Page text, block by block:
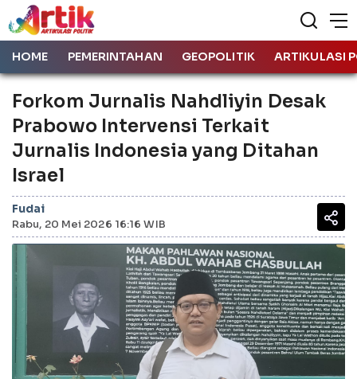
HOME PEMERINTAHAN GEOPOLITIK ARTIKULASI
Forkom Jurnalis Nahdliyin Desak
Prabowo Intervensi Terkait
Jurnalis Indonesia yang Ditahan
Israel
Fudai
Rabu, 20 Mei 2026 16:16 WIB